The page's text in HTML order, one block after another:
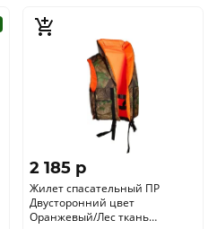
2 185 p
Жилет спасательный ПР
Двусторонний цвет
Оранжевый/Лес ткань